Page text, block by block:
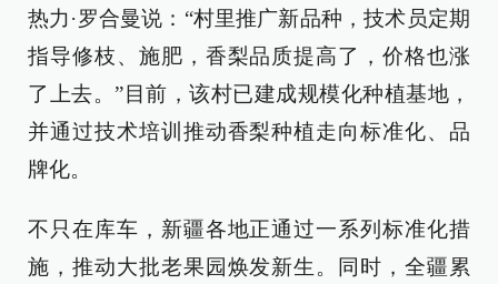
热力·罗合曼说：“村里推广新品种，技术员定期
指导修枝、施肥，香梨品质提高了，价格也涨
了上去。”目前，该村已建成规模化种植基地，
并通过技术培训推动香梨种植走向标准化、品
牌化。
不只在库车，新疆各地正通过一系列标准化措
施，推动大批老果园焕发新生。同时，全疆累